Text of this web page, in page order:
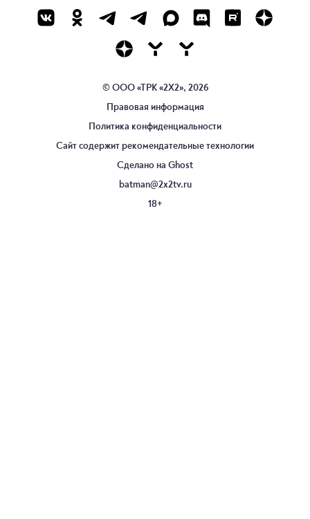
© ООО «ТРК «2Х2», 2026
Правовая информация
Политика конфиденциальности
Сайт содержит рекомендательные технологии
Сделано на Ghost
batman@2x2tv.ru
18+